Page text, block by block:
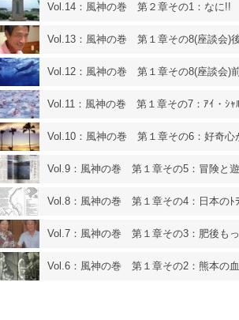
Vol.14：風神の巻 第２章その1：なに!!
Vol.13：風神の巻 第１章その8(座談会)
Vol.12：風神の巻 第１章その8(座談会)
Vol.11：風神の巻 第１章その7：ｱｲ・ｼｬ
Vol.10：風神の巻 第１章その6：好奇心
Vol.9：風神の巻 第１章その5：冒険と
Vol.8：風神の巻 第１章その4：日本のﾄ
Vol.7：風神の巻 第１章その3：肥後も
Vol.6：風神の巻 第１章その2：熊本の